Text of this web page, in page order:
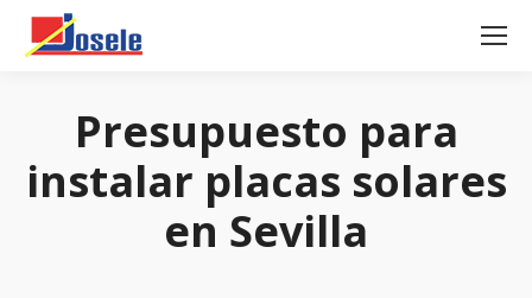
Presupuesto para
instalar placas solares
en Sevilla